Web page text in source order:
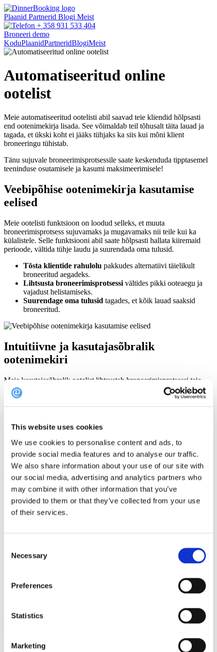
This website uses cookies
We use cookies to personalise content and ads, to
provide social media features and to analyse our traffic.
We also share information about your use of our site with
our social media, advertising and analytics partners who
may combine it with other information that you’ve
provided to them or that they’ve collected from your use
of their services.
Selection
Necessary
Preferences
Statistics
Marketing
Plaanid Partnerid Blogi Meist
+ 358 931 533 404
Broneeri demo
KoduPlaanidPartneridBlogiMeist
Automatiseeritud online
ootelist
Meie automatiseeritud ootelisti abil saavad teie kliendid hõlpsasti
end ootenimekirja lisada. See võimaldab teil tõhusalt täita lauad ja
tagada, et ükski koht ei jääks tühjaks ka siis kui mõni klient
broneeringu tühistab.
Tänu sujuvale broneerimisprotsessile saate keskenduda tipptasemel
teeninduse osutamisele ja kasumi maksimeerimisele!
Veebipõhise ootenimekirja kasutamise
eelised
Meie ootelisti funktsioon on loodud selleks, et muuta
broneerimisprotsess sujuvamaks ja mugavamaks nii teile kui ka
külalistele. Selle funktsiooni abil saate hõlpsasti hallata kiiremaid
perioode, vältida tühje laudu ja suurendada oma tulusid.
Tõsta klientide rahulolu pakkudes alternatiivi täielikult
broneeritud aegadeks.
Lihtsusta broneerimisprotsessi vältides pikki ooteaegu ja
vajadust helistamiseks.
Suurendage oma tulusid tagades, et kõik lauad saaksid
broneeritud.
Intuitiivne ja kasutajasõbralik
ootenimekiri
Meie kasutajasõbralik ootelist lihtsustab broneerimisprotsessi teie
meeskonna ja külaliste jaoks. Veebipõhises broneerimisvoos saavad
külalised end hõlpsasti lisada ootenimekirja ja valida oma eelistatud
pakkuda külalistele sujuvat kogemust.
Lisaks võimaldab meie süsteem teie meeskonnal kiiresti ja hõlpsasti
külalisi ootenimekirja lisada, tagades, et kõik taotlused võetakse
kiiresti vastu.
Hea ülevaade teie restorani
ootenimekirjas olevatest külalistest
Ajavahemik, mille jooksul külaline on huvitatud laua
broneerimisest
Nende ettevõte (kui see on asjakohane)
Teavita kliente laua vabanemise korral